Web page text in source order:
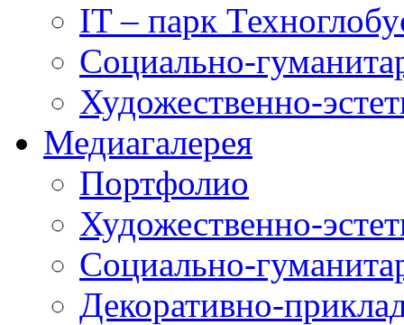
IT – парк
Социально-
Художественно-
Медиагалерея
Портфолио
Художественно-
Социально-
Декоративно-